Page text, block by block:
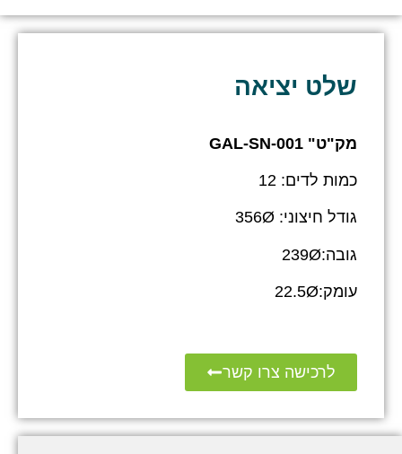
שלט יציאה
מק"ט" GAL-SN-001
כמות לדים: 12
גודל חיצוני: 356Ø
גובה:239Ø
עומק:22.5Ø
לרכישה צרו קשר